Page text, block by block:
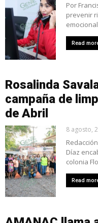
Por
prevenir
Read
Rosalinda
campaña de
de Abril
8 agosto,
Díaz
colonia
Read